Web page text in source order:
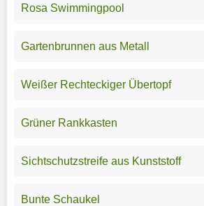
Rosa Swimmingpool
Gartenbrunnen aus Metall
Weißer Rechteckiger Übertopf
Grüner Rankkasten
Sichtschutzstreife aus Kunststoff
Bunte Schaukel